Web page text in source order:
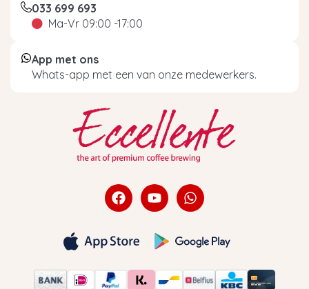
033 699 693
Ma-Vr 09:00 -17:00
App met ons
Whats-app met een van onze medewerkers.